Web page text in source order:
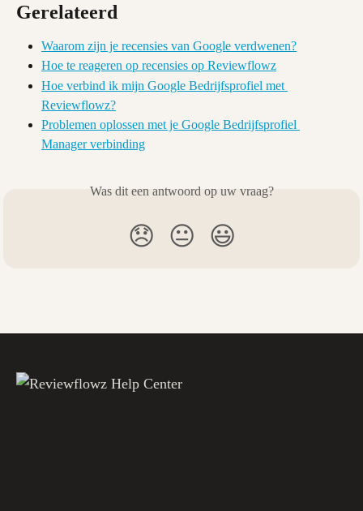
Gerelateerd
Waarom zijn je recensies van Google verdwenen?
Hoe te reageren op recensies op Reviewflowz
Hoe verbind ik mijn Google Bedrijfsprofiel met
Reviewflowz?
Problemen oplossen met je Google Bedrijfsprofiel
Manager verbinding
Was dit een antwoord op uw vraag?
😞 😐 😃